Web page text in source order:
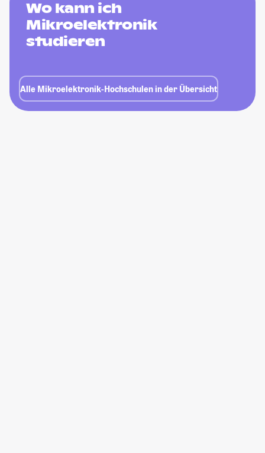
Wo kann ich
Mikroelektronik
studieren
Alle Mikroelektronik-Hochschulen in der Übersicht